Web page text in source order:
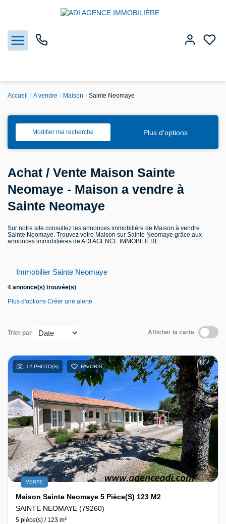
Vendre
Agences
Gestion
Contact
Accueil A vendre Maison Sainte Neomaye
Modifier ma recherche Plus d'options
Achat / Vente Maison Sainte
Neomaye - Maison a vendre à
Sainte Neomaye
Sur notre site consultez les annonces immobilière de Maison à vendre
Sainte Neomaye. Trouvez votre Maison sur Sainte Neomaye grâce aux
annonces immobilières de ADI AGENCE IMMOBILIÈRE.
Immobilier Sainte Neomaye
4 annonce(s) trouvée(s)
Plus d'options Créer une alerte
Trier par Afficher la carte
12 PHOTO(S) FAVORIS
VENTE
Maison Sainte Neomaye 5 Pièce(s) 123 M2
SAINTE NEOMAYE (79260)
5 pièce(s) / 123 m²